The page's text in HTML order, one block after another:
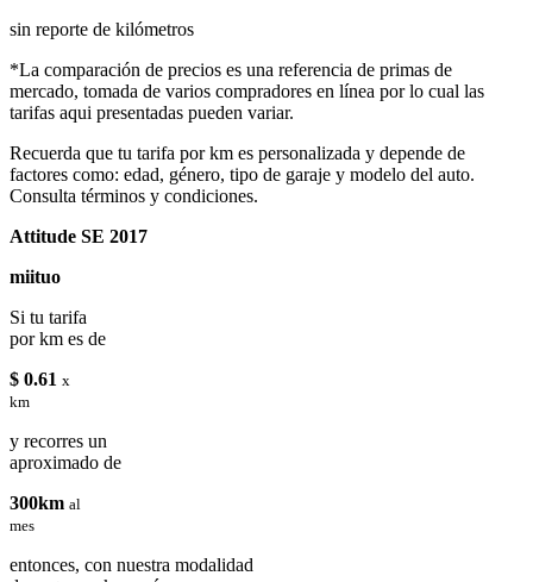
sin reporte de kilómetros
*La comparación de precios es una referencia de primas de
mercado, tomada de varios compradores en línea por lo cual las
tarifas aqui presentadas pueden variar.
Recuerda que tu tarifa por km es personalizada y depende de
factores como: edad, género, tipo de garaje y modelo del auto.
Consulta términos y condiciones.
Attitude SE 2017
miituo
Si tu tarifa
por km es de
$ 0.61 x
km
y recorres un
aproximado de
300km al
mes
entonces, con nuestra modalidad